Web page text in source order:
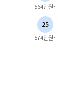
564만원~
25
574만원~